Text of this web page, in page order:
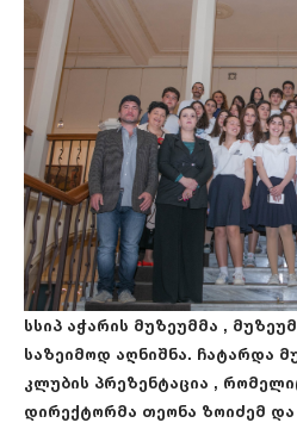
სსიპ აჭარის მუზეუმმა ,
საზეიმოდ აღნიშნა. ჩატარდა
კლუბის პრეზენტაცია ,
დირექტორმა თეონა ზოიძემ